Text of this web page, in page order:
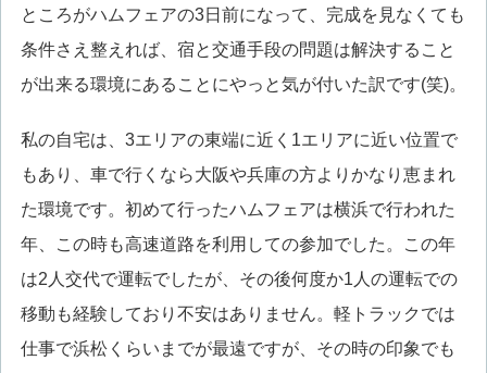
ところがハムフェアの3日前になって、完成を見なくても
条件さえ整えれば、宿と交通手段の問題は解決すること
が出来る環境にあることにやっと気が付いた訳です(笑)。
私の自宅は、3エリアの東端に近く1エリアに近い位置で
もあり、車で行くなら大阪や兵庫の方よりかなり恵まれ
た環境です。初めて行ったハムフェアは横浜で行われた
年、この時も高速道路を利用しての参加でした。この年
は2人交代で運転でしたが、その後何度か1人の運転での
移動も経験しており不安はありません。軽トラックでは
仕事で浜松くらいまでが最遠ですが、その時の印象でも